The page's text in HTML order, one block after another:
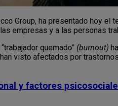
Group, ha presentado hoy el
empresas y a las personas
quemado” (burnout)
visto afectados por
y factores